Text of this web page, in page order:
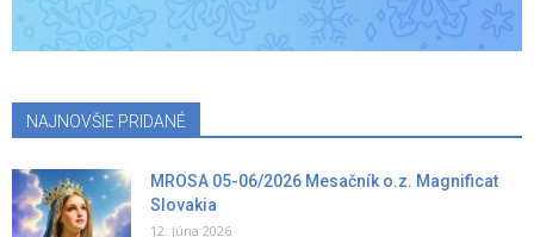
NAJNOVŠIE PRIDANÉ
MROSA 05-06/2026 Mesačník o.z. Magnificat
Slovakia
12. júna 2026